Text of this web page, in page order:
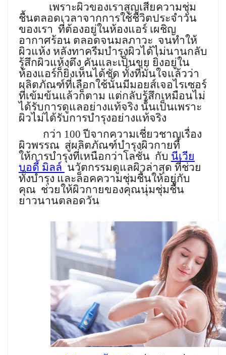
เพราะผิวของเราสูญเสียความชุ่ม
ชื้นตลอดเวลาจากการใช้ชีวิตประจำวัน
ของเรา ที่ต้องอยู่ในห้องแอร์ เผชิญ
อากาศร้อน ตลอดจนมลภาวะ จนทำให้
ผิวแห้ง หลังทาครีมบำรุงผิวได้ไม่นานกลับ
รู้สึกผิวแห้งตึง คันและเป็นขุย ยิ่งอยู่ใน
ห้องแอร์ก็ยิ่งเห็นได้ชัด ทั้งที่มั่นใจแล้วว่า
ผลิตภัณฑ์ที่เลือกใช้นั้นมีมอยส์เจอไรเซอร์
ที่เข้มข้นแล้วก็ตาม แต่กลับรู้สึกเหมือนไม่
ได้รับการดูแลอย่างแท้จริง นั้นเป็นเพราะ
ผิวไม่ได้รับการบำรุงอย่างแท้จริง
กว่า 100 ปีจากความเชี่ยวชาญเรื่อง
ผิวพรรณ สู่ผลิตภัณฑ์บำรุงผิวกายที่
ให้การบำรุงที่เหนือกว่าโลชั่น กับ นีเวีย
บอดี้ มิลล์ นวัตกรรมดูแลผิวล่าสุด ที่ช่วย
ทั้งบำรุง และล็อคความชุ่มชื้นให้อยู่กับ
คุณ ช่วยให้ผิวกายของคุณนุ่มชุ่มชื้น
ยาวนานตลอดวัน